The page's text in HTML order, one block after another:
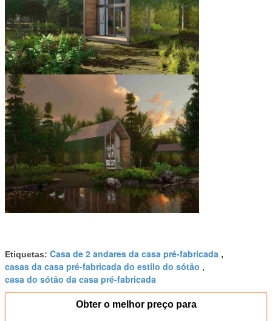
Etiquetas: Casa de 2 andares da casa pré-fabricada ,
casas da casa pré-fabricada do estilo do sótão ,
casa do sótão da casa pré-fabricada
Obter o melhor preço para